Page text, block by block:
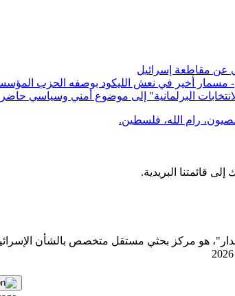
عن مقاطعة إسرائيل
مسمار أخير في نعش الليكود بوصفه الحزب
البرلمانية" إلى موضوع أمني وسياسي
رام الله، فلسطين.
قائمتنا البريدية.
هو مركز بحثي مستقل متخصص بالشأن